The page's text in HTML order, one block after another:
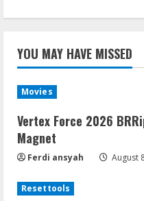
YOU MAY HAVE MISSED
Movies
Vertex Force 2026
Magnet
Ferdi ansyah August
Resettools